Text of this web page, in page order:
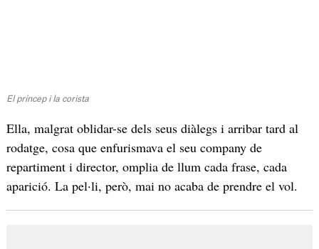
El príncep i la corista
Ella, malgrat oblidar-se dels seus diàlegs i arribar tard al
rodatge, cosa que enfurismava el seu company de
repartiment i director, omplia de llum cada frase, cada
aparició. La pel·li, però, mai no acaba de prendre el vol.